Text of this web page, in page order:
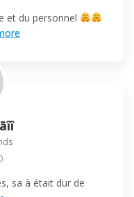
et du personnel
sa à était dur de